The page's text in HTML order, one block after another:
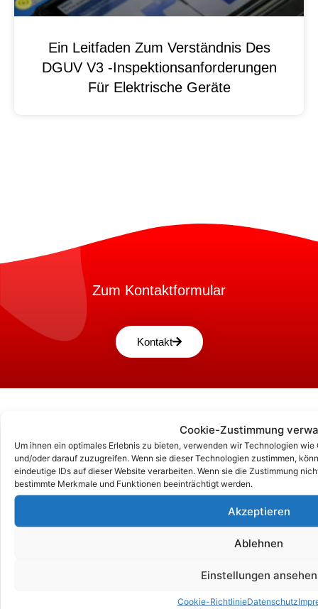
Cookie-Zustimmung
Um ihnen ein optimales Erlebnis zu bieten, verwenden wir Technologien
und/oder darauf zuzugreifen. Wenn sie dieser Technologien zustimmen,
eindeutige IDs auf dieser Website verarbeiten. Wenn sie die Zustimmung
bestimmte Merkmale und Funktionen beeinträchtigt werden.
Akzeptieren
Ablehnen
Einstellungen ansehen
Cookie-RichtlinieDatenschutz
Ein Leitfaden Zum Verständnis Des
DGUV V3 -Inspektionsanforderungen
Für Elektrische Geräte
Zum Kontaktformular
Kontakt